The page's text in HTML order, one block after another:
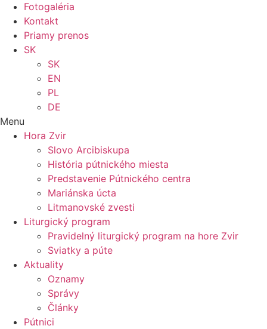
Fotogaléria
Kontakt
Priamy prenos
SK
SK
EN
PL
DE
Menu
Hora Zvir
Slovo Arcibiskupa
História pútnického miesta
Predstavenie Pútnického centra
Mariánska úcta
Litmanovské zvesti
Liturgický program
Pravidelný liturgický program na hore Zvir
Sviatky a púte
Aktuality
Oznamy
Správy
Články
Pútnici